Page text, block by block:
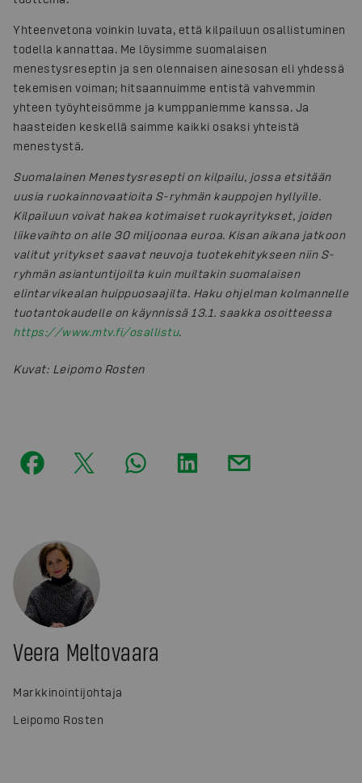
Yhteenvetona voinkin luvata, että kilpailuun osallistuminen
todella kannattaa. Me löysimme suomalaisen
menestysreseptin ja sen olennaisen ainesosan eli yhdessä
tekemisen voiman; hitsaannuimme entistä vahvemmin
yhteen työyhteisömme ja kumppaniemme kanssa. Ja
haasteiden keskellä saimme kaikki osaksi yhteistä
menestystä.
Suomalainen Menestysresepti on kilpailu, jossa etsitään
uusia ruokainnovaatioita S-ryhmän kauppojen hyllyille.
Kilpailuun voivat hakea kotimaiset ruokayritykset, joiden
liikevaihto on alle 30 miljoonaa euroa. Kisan aikana jatkoon
valitut yritykset saavat neuvoja tuotekehitykseen niin S-
ryhmän asiantuntijoilta kuin muiltakin suomalaisen
elintarvikealan huippuosaajilta. Haku ohjelman kolmannelle
tuotantokaudelle on käynnissä 13.1. saakka osoitteessa
https://www.mtv.fi/osallistu.
Kuvat: Leipomo Rosten
Veera Meltovaara
Markkinointijohtaja
Leipomo Rosten